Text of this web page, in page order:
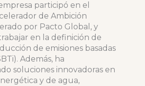
participó en el
de Ambición
por Pacto Global, y
en la definición de
de emisiones basadas
Además, ha
soluciones innovadoras en
y de agua,